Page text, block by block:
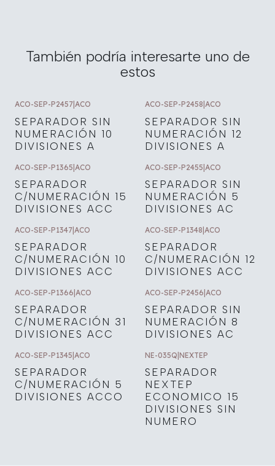
También podría interesarte uno de
estos
ACO-SEP-P2457 ACO
SEPARADOR SIN
NUMERACIÓN 10
DIVISIONES A
ACO-SEP-P2458 ACO
SEPARADOR SIN
NUMERACIÓN 12
DIVISIONES A
ACO-SEP-P1365|ACO
SEPARADOR
C/NUMERACIÓN 15
DIVISIONES ACC
ACO-SEP-P2455|ACO
SEPARADOR SIN
NUMERACIÓN 5
DIVISIONES AC
ACO-SEP-P1347 ACO
SEPARADOR
C/NUMERACIÓN 10
DIVISIONES ACC
ACO-SEP-P1348 ACO
SEPARADOR
C/NUMERACIÓN 12
DIVISIONES ACC
ACO-SEP-P1366 ACO
SEPARADOR
C/NUMERACIÓN 31
DIVISIONES ACC
ACO-SEP-P2456 ACO
SEPARADOR SIN
NUMERACIÓN 8
DIVISIONES AC
ACO-SEP-P1345 ACO
SEPARADOR
C/NUMERACIÓN 5
DIVISIONES ACCO
NE-035Q NEXTEP
SEPARADOR
NEXTEP
ECONOMICO 15
DIVISIONES SIN
NUMERO